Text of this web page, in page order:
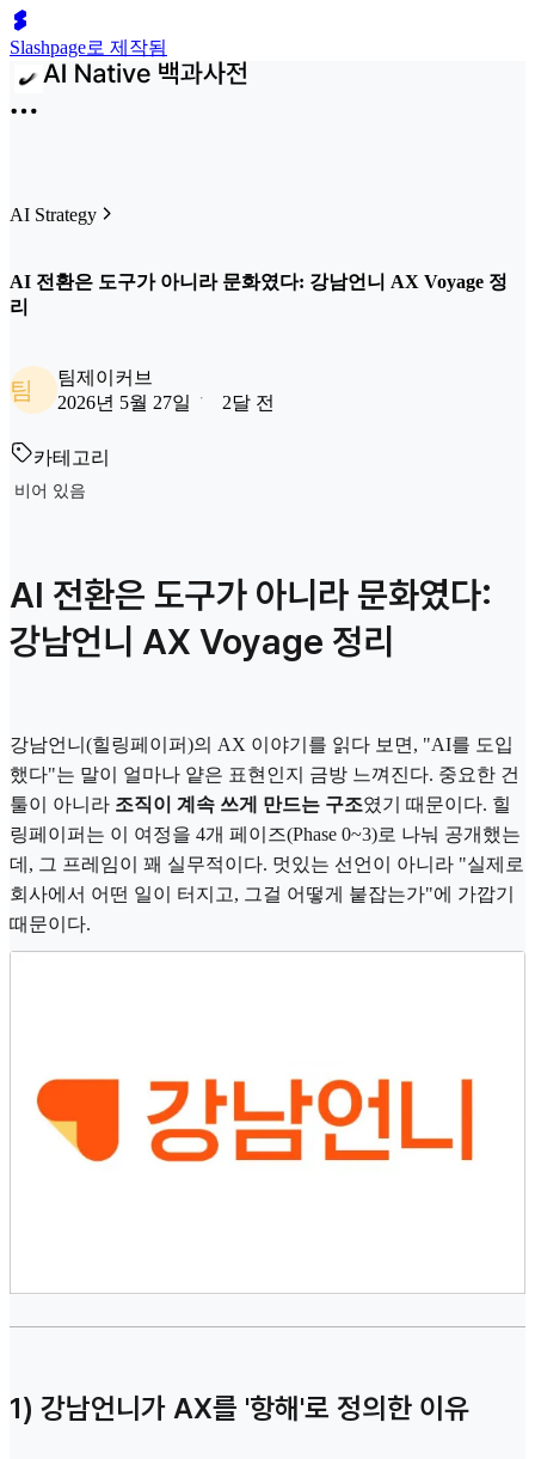
Slashpage로 제작됨
AI Strategy
AI 전환은 도구가 아니라 문화였다: 강남언니 AX Voyage 정
리
팀
팀제이커브
2026년 5월 27일
2달 전
카테고리
비어 있음
AI 전환은 도구가 아니라 문화였다:
강남언니 AX Voyage 정리
강남언니(힐링페이퍼)의 AX 이야기를 읽다 보면, "AI를 도입
했다"는 말이 얼마나 얕은 표현인지 금방 느껴진다. 중요한 건
툴이 아니라 조직이 계속 쓰게 만드는 구조였기 때문이다. 힐
링페이퍼는 이 여정을 4개 페이즈(Phase 0~3)로 나눠 공개했는
데, 그 프레임이 꽤 실무적이다. 멋있는 선언이 아니라 "실제로
회사에서 어떤 일이 터지고, 그걸 어떻게 붙잡는가"에 가깝기
때문이다.
1) 강남언니가 AX를 '항해'로 정의한 이유